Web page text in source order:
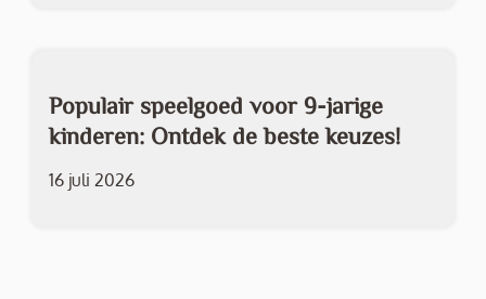
Populair speelgoed voor 9-jarige
kinderen: Ontdek de beste keuzes!
16 juli 2026